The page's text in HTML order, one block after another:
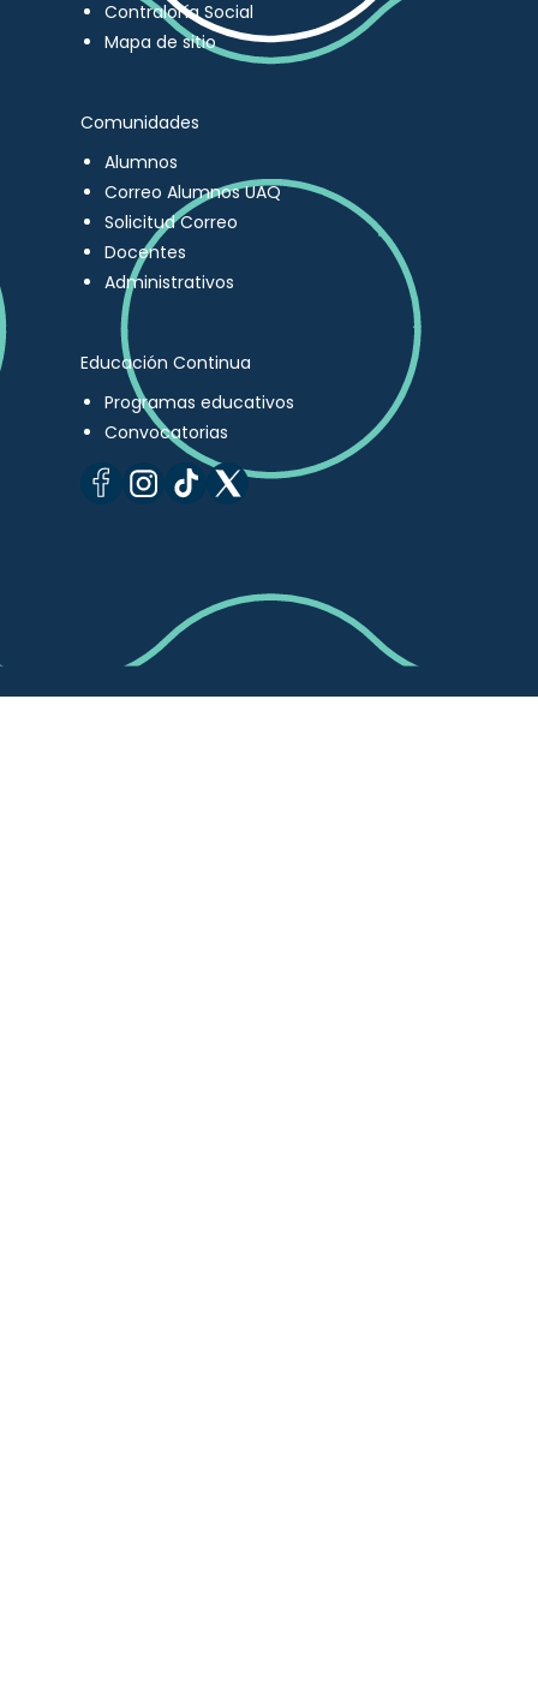
Contraloría Social
Mapa de sitio
Comunidades
Alumnos
Correo Alumnos UAQ
Solicitud Correo
Docentes
Administrativos
Educación Continua
Programas educativos
Convocatorias